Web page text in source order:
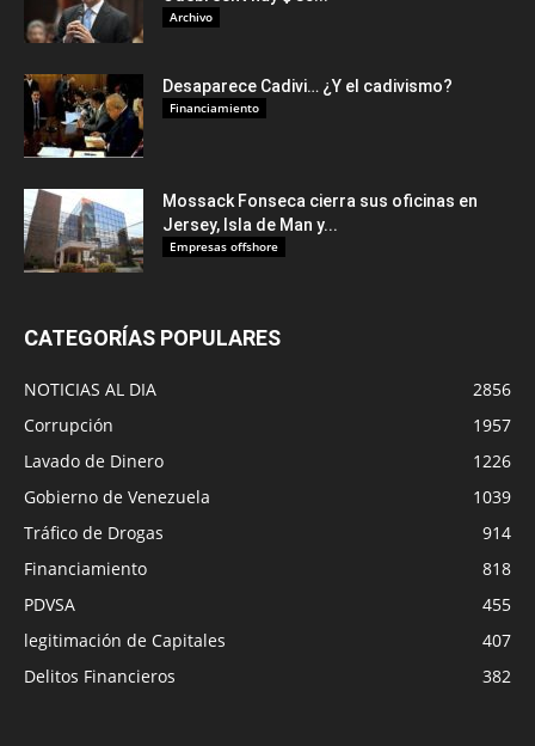
Archivo
Desaparece Cadivi… ¿Y el cadivismo?
Financiamiento
Mossack Fonseca cierra sus oficinas en
Jersey, Isla de Man y...
Empresas offshore
CATEGORÍAS POPULARES
NOTICIAS AL DIA
2856
Corrupción
1957
Lavado de Dinero
1226
Gobierno de Venezuela
1039
Tráfico de Drogas
914
Financiamiento
818
PDVSA
455
legitimación de Capitales
407
Delitos Financieros
382